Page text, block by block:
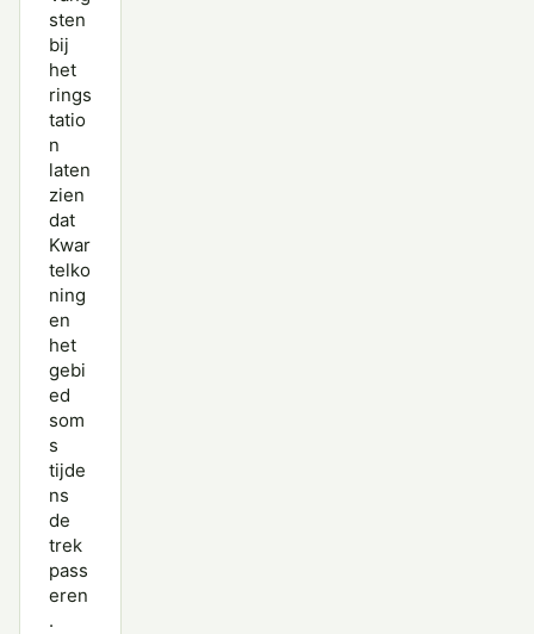
sten
bij
het
rings
tatio
n
laten
zien
dat
Kwar
telko
ning
en
het
gebi
ed
som
s
tijde
ns
de
trek
pass
eren
.